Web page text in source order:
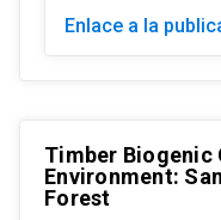
Enlace a la
Timber Biogenic
Environment:
Forest